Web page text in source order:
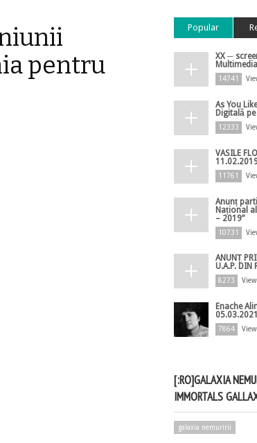
pentru
Popular
XX ─
Multimedia
14741
As You
Digitală
12333
VASILE
11761
Anunț
Național
– 2019”
10731
ANUNȚ
U.A.P. DIN
8273
Enache
05.03.2021
7864
[:RO]GALAXIA
IMMORTALS
galaxia nemuririi